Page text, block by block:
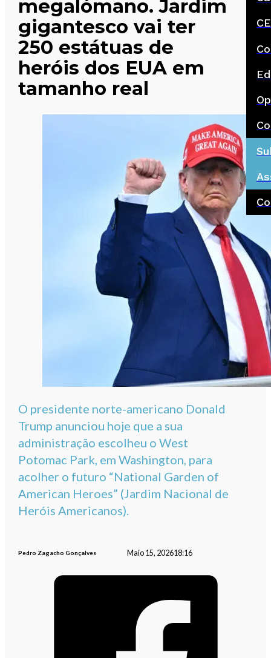
megalómano. Jardim
gigantesco vai ter
250 estátuas de
heróis dos EUA em
tamanho real
O presidente norte-americano Donald
Trump anunciou hoje que a sua
administração escolheu o West
Potomac Park, em Washington, para
acolher o futuro “National Garden of
American Heroes” (Jardim Nacional de
Heróis Americanos).
Pedro Zagacho Gonçalves Maio 15, 202618:16